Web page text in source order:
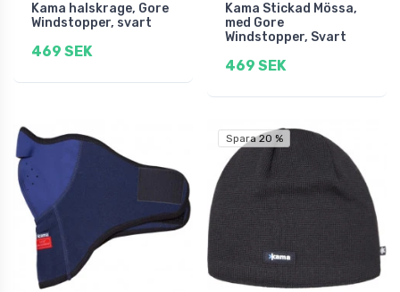
Kama halskrage, Gore
Windstopper, svart
469 SEK
Kama Stickad Mössa,
med Gore
Windstopper, Svart
469 SEK
Spara 20 %